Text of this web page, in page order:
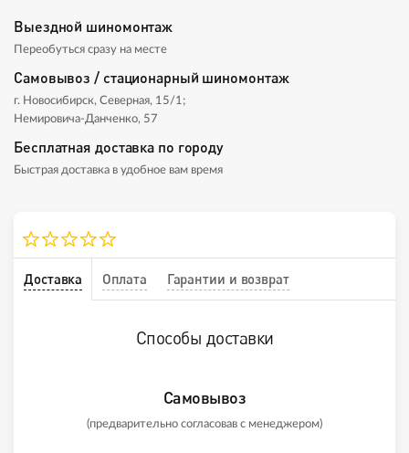
Выездной шиномонтаж
Переобуться сразу на месте
Самовывоз / стационарный шиномонтаж
г. Новосибирск, Северная, 15/1;
Немировича-Данченко, 57
Бесплатная доставка по городу
Быстрая доставка в удобное вам время
Доставка Оплата Гарантии и возврат
Способы доставки
Самовывоз
(предварительно согласовав с менеджером)